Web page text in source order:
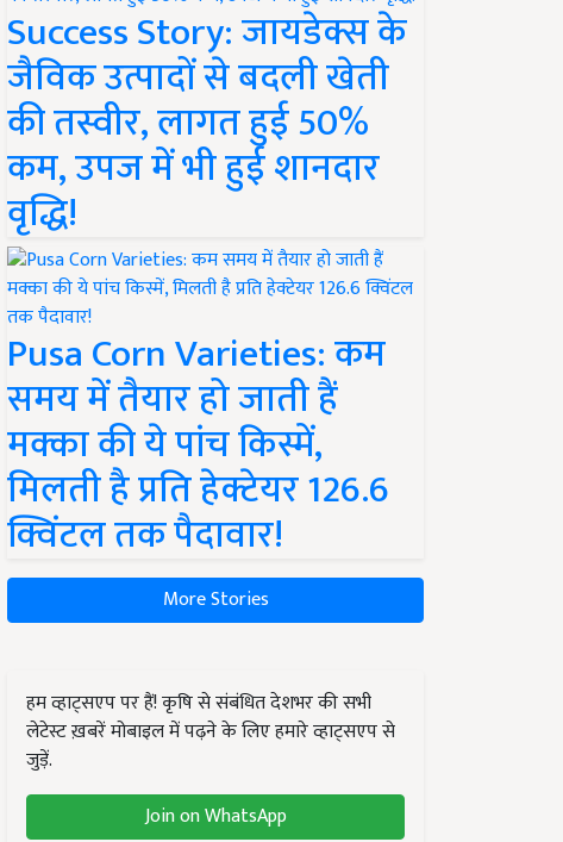
Success Story: जायडेक्स के
जैविक उत्पादों से बदली खेती
की तस्वीर, लागत हुई 50%
कम, उपज में भी हुई शानदार
वृद्धि!
Pusa Corn Varieties: कम
समय में तैयार हो जाती हैं
मक्का की ये पांच किस्में,
मिलती है प्रति हेक्टेयर 126.6
क्विंटल तक पैदावार!
More Stories
हम व्हाट्सएप पर हैं! कृषि से संबंधित देशभर की सभी
लेटेस्ट ख़बरें मोबाइल में पढ़ने के लिए हमारे व्हाट्सएप से
जुड़ें.
Join on WhatsApp